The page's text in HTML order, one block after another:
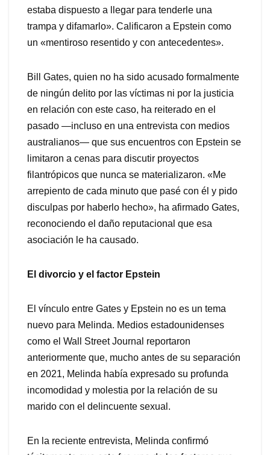
estaba dispuesto a llegar para tenderle una
trampa y difamarlo». Calificaron a Epstein como
un «mentiroso resentido y con antecedentes».
Bill Gates, quien no ha sido acusado formalmente
de ningún delito por las víctimas ni por la justicia
en relación con este caso, ha reiterado en el
pasado —incluso en una entrevista con medios
australianos— que sus encuentros con Epstein se
limitaron a cenas para discutir proyectos
filantrópicos que nunca se materializaron. «Me
arrepiento de cada minuto que pasé con él y pido
disculpas por haberlo hecho», ha afirmado Gates,
reconociendo el daño reputacional que esa
asociación le ha causado.
El divorcio y el factor Epstein
El vínculo entre Gates y Epstein no es un tema
nuevo para Melinda. Medios estadounidenses
como el Wall Street Journal reportaron
anteriormente que, mucho antes de su separación
en 2021, Melinda había expresado su profunda
incomodidad y molestia por la relación de su
marido con el delincuente sexual.
En la reciente entrevista, Melinda confirmó